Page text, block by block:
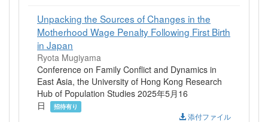
Unpacking the Sources of Changes in the
Motherhood Wage Penalty Following First Birth
in Japan
Ryota Mugiyama
Conference on Family Conflict and Dynamics in
East Asia, the University of Hong Kong Research
Hub of Population Studies 2025年5月16
日
招待有り
添付ファイル